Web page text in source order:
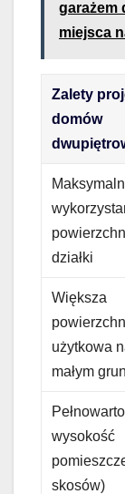
garażem
miejsca
Zalety
domów
działki
Większa
użytkowa
małym
wysokość
skosów)